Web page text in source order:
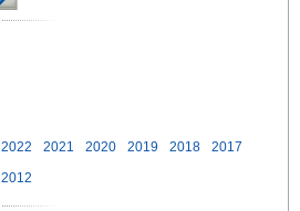
2022 2021 2020 2019 2018
2017
2012